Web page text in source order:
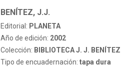
BENÍTEZ, J.J.
Editorial: PLANETA
Año de edición: 2002
Colección: BIBLIOTECA J. J. BENÍTEZ
Tipo de encuadernación: tapa dura